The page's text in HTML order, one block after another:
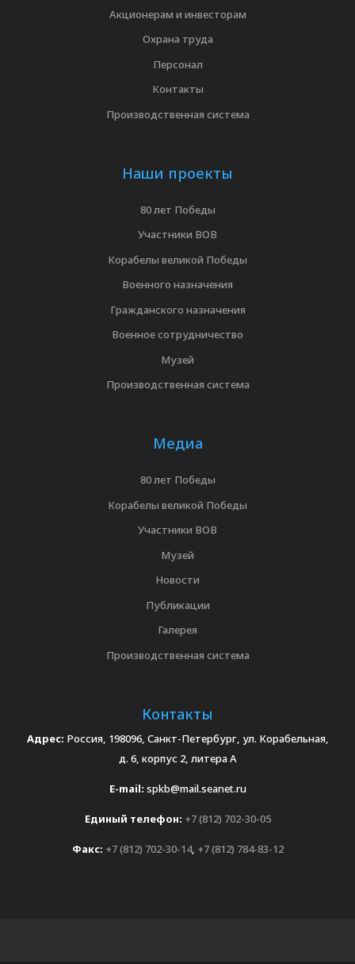
Акционерам и инвесторам
Охрана труда
Персонал
Контакты
Производственная система
Наши проекты
80 лет Победы
Участники ВОВ
Корабелы великой Победы
Военного назначения
Гражданского назначения
Военное сотрудничество
Музей
Производственная система
Медиа
80 лет Победы
Корабелы великой Победы
Участники ВОВ
Музей
Новости
Публикации
Галерея
Производственная система
Контакты
Адрес: Россия, 198096, Санкт-Петербург, ул. Корабельная,
д. 6, корпус 2, литера А
E-mail: spkb@mail.seanet.ru
Единый телефон: +7 (812) 702-30-05
Факс: +7 (812) 702-30-14, +7 (812) 784-83-12